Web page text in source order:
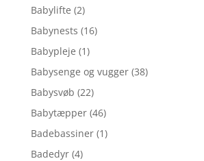
Babylifte (2)
Babynests (16)
Babypleje (1)
Babysenge og vugger (38)
Babysvøb (22)
Babytæpper (46)
Badebassiner (1)
Badedyr (4)